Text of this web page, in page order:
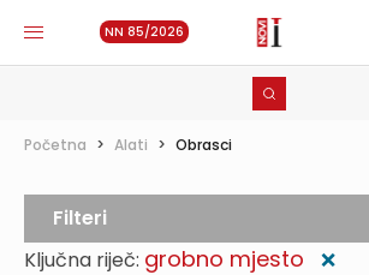
NN 85/2026
Početna > Alati > Obrasci
Ključna riječ: grobno mjesto ❌
Filteri